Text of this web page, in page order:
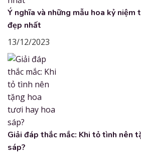
Ý nghĩa và những mẫu hoa kỷ
đẹp nhất
13/12/2023
Giải đáp thắc mắc: Khi tỏ tình nên
sáp?